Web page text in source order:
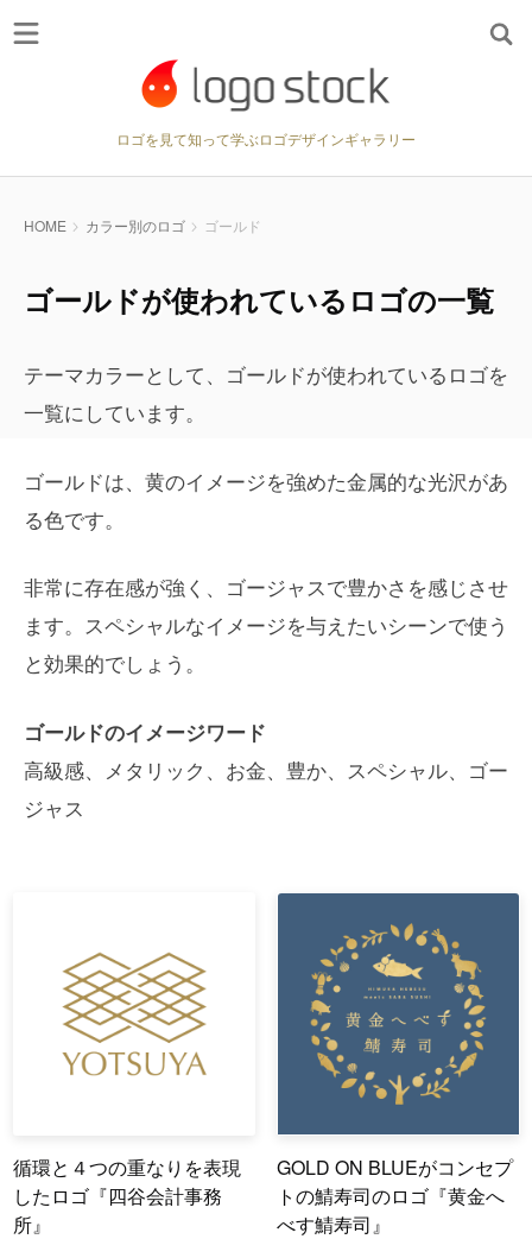
ロゴを見て知って学ぶロゴデザインギャラリー
HOME カラー別のロゴ ゴールド
ゴールドが使われているロゴの一覧
テーマカラーとして、ゴールドが使われているロゴを
一覧にしています。
ゴールドは、黄のイメージを強めた金属的な光沢があ
る色です。
非常に存在感が強く、ゴージャスで豊かさを感じさせ
ます。スペシャルなイメージを与えたいシーンで使う
と効果的でしょう。
ゴールドのイメージワード
高級感、メタリック、お金、豊か、スペシャル、ゴー
ジャス
循環と４つの重なりを表現
したロゴ『四谷会計事務
所』
GOLD ON BLUEがコンセプ
トの鯖寿司のロゴ『黄金へ
べす鯖寿司』